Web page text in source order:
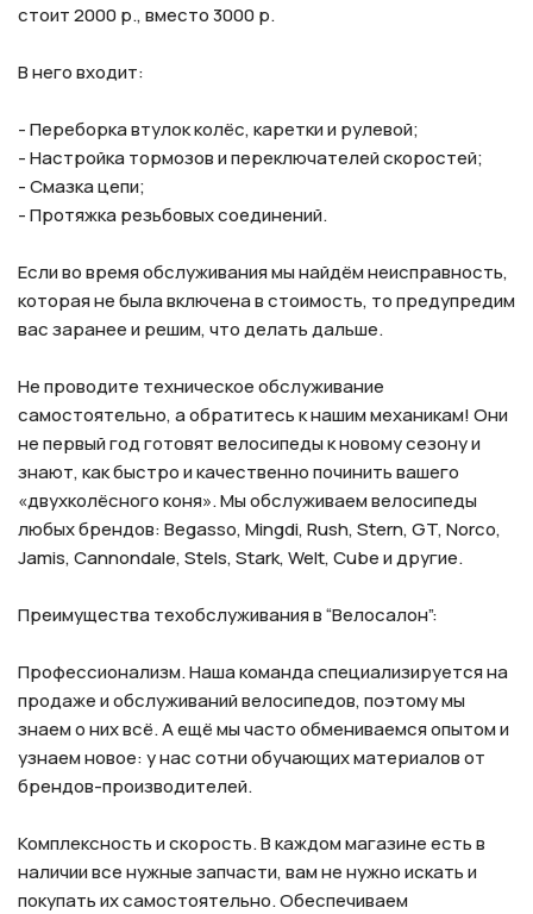
стоит 2000 р., вместо 3000 р.
В него входит:
- Переборка втулок колёс, каретки и рулевой;
- Настройка тормозов и переключателей скоростей;
- Смазка цепи;
- Протяжка резьбовых соединений.
Если во время обслуживания мы найдём неисправность,
которая не была включена в стоимость, то предупредим
вас заранее и решим, что делать дальше.
Не проводите техническое обслуживание
самостоятельно, а обратитесь к нашим механикам! Они
не первый год готовят велосипеды к новому сезону и
знают, как быстро и качественно починить вашего
«двухколёсного коня». Мы обслуживаем велосипеды
любых брендов: Begasso, Mingdi, Rush, Stern, GT, Norco,
Jamis, Cannondale, Stels, Stark, Welt, Cube и другие.
Преимущества техобслуживания в “Велосалон”:
Профессионализм. Наша команда специализируется на
продаже и обслуживаний велосипедов, поэтому мы
знаем о них всё. А ещё мы часто обмениваемся опытом и
узнаем новое: у нас сотни обучающих материалов от
брендов-производителей.
Комплексность и скорость. В каждом магазине есть в
наличии все нужные запчасти, вам не нужно искать и
покупать их самостоятельно. Обеспечиваем